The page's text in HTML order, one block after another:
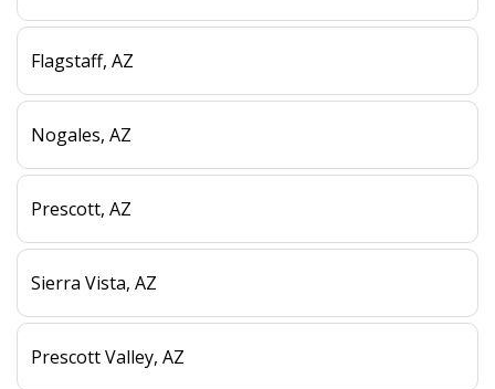
Flagstaff, AZ
Nogales, AZ
Prescott, AZ
Sierra Vista, AZ
Prescott Valley, AZ